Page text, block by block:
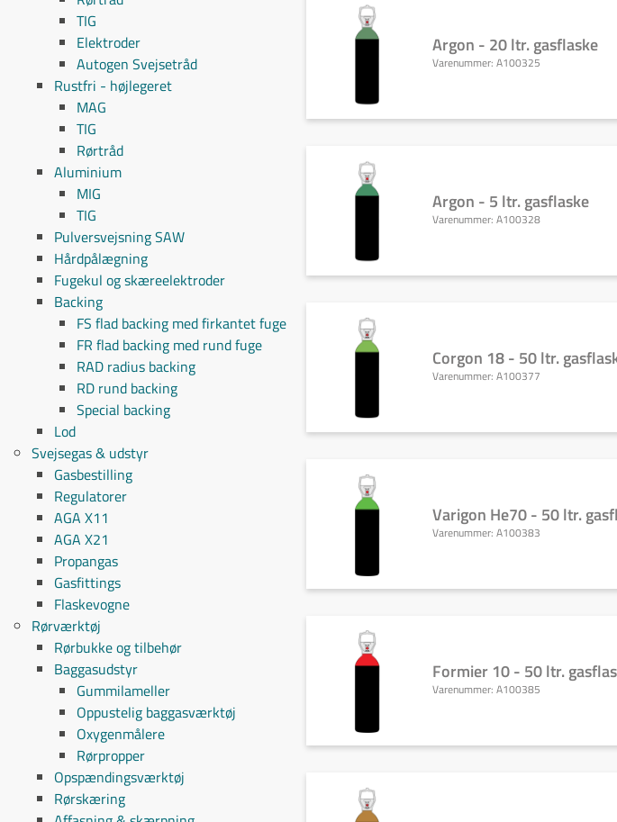
TIG
Elektroder
Autogen Svejsetråd
Rustfri - højlegeret
MAG
TIG
Rørtråd
Aluminium
MIG
TIG
Pulversvejsning SAW
Hårdpålægning
Fugekul og skæreelektroder
Backing
FS flad backing med firkantet fuge
FR flad backing med rund fuge
RAD radius backing
RD rund backing
Special backing
Lod
Svejsegas & udstyr
Gasbestilling
Regulatorer
AGA X11
AGA X21
Propangas
Gasfittings
Flaskevogne
Rørværktøj
Rørbukke og tilbehør
Baggasudstyr
Gummilameller
Oppustelig baggasværktøj
Oxygenmålere
Rørpropper
Opspændingsværktøj
Rørskæring
Argon - 20 ltr. gasflaske
Varenummer: A100325
Argon - 5 ltr. gasflaske
Varenummer: A100328
Corgon 18 - 50 ltr.
Varenummer: A100377
Varigon He70 - 50 ltr.
Varenummer: A100383
Formier 10 - 50 ltr.
Varenummer: A100385